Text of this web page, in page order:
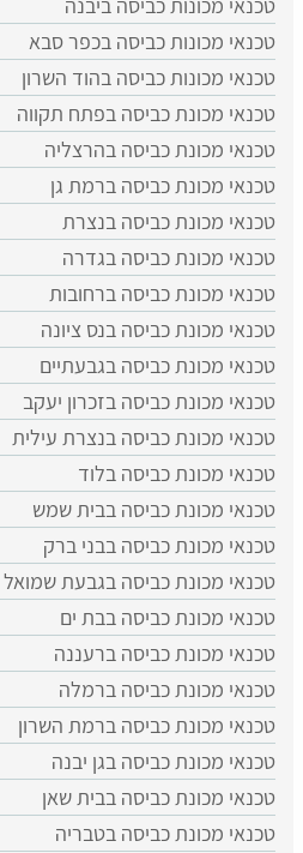
טכנאי מכונות כביסה בכפר סבא
טכנאי מכונות כביסה בהוד השרון
טכנאי מכונת כביסה בפתח תקווה
טכנאי מכונת כביסה בהרצליה
טכנאי מכונת כביסה ברמת גן
טכנאי מכונת כביסה בנצרת
טכנאי מכונת כביסה בגדרה
טכנאי מכונת כביסה ברחובות
טכנאי מכונת כביסה בנס ציונה
טכנאי מכונת כביסה בגבעתיים
טכנאי מכונת כביסה בזכרון יעקב
טכנאי מכונת כביסה בנצרת עילית
טכנאי מכונת כביסה בלוד
טכנאי מכונת כביסה בבית שמש
טכנאי מכונת כביסה בבני ברק
טכנאי מכונת כביסה בגבעת שמואל
טכנאי מכונת כביסה בבת ים
טכנאי מכונת כביסה ברעננה
טכנאי מכונת כביסה ברמלה
טכנאי מכונת כביסה ברמת השרון
טכנאי מכונת כביסה בגן יבנה
טכנאי מכונת כביסה בבית שאן
טכנאי מכונת כביסה בטבריה